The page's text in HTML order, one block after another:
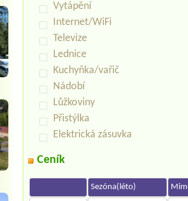
Vytápění
Internet/WiFi
Televize
Lednice
Kuchyňka/vařič
Nádobí
Lůžkoviny
Přistýlka
Elektrická zásuvka
Ceník
Sezóna(léto)